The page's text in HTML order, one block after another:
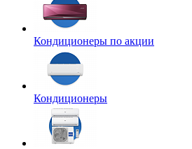
Кондиционеры по акции
Кондиционеры